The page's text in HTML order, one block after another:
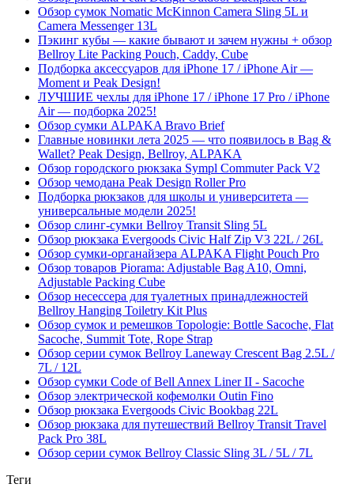
Обзор сумок Nomatic McKinnon Camera Sling 5L и
Camera Messenger 13L
Пэкинг кубы — какие бывают и зачем нужны + обзор
Bellroy Lite Packing Pouch, Caddy, Cube
Подборка аксессуаров для iPhone 17 / iPhone Air —
Moment и Peak Design!
ЛУЧШИЕ чехлы для iPhone 17 / iPhone 17 Pro / iPhone
Air — подборка 2025!
Обзор сумки ALPAKA Bravo Brief
Главные новинки лета 2025 — что появилось в Bag &
Wallet? Peak Design, Bellroy, ALPAKA
Обзор городского рюкзака Sympl Commuter Pack V2
Обзор чемодана Peak Design Roller Pro
Подборка рюкзаков для школы и университета —
универсальные модели 2025!
Обзор слинг-сумки Bellroy Transit Sling 5L
Обзор рюкзака Evergoods Civic Half Zip V3 22L / 26L
Обзор сумки-органайзера ALPAKA Flight Pouch Pro
Обзор товаров Piorama: Adjustable Bag A10, Omni,
Adjustable Packing Cube
Обзор несессера для туалетных принадлежностей
Bellroy Hanging Toiletry Kit Plus
Обзор сумок и ремешков Topologie: Bottle Sacoche, Flat
Sacoche, Summit Tote, Rope Strap
Обзор серии сумок Bellroy Laneway Crescent Bag 2.5L /
7L / 12L
Обзор сумки Code of Bell Annex Liner II - Sacoche
Обзор электрической кофемолки Outin Fino
Обзор рюкзака Evergoods Civic Bookbag 22L
Обзор рюкзака для путешествий Bellroy Transit Travel
Pack Pro 38L
Обзор серии сумок Bellroy Classic Sling 3L / 5L / 7L
Теги